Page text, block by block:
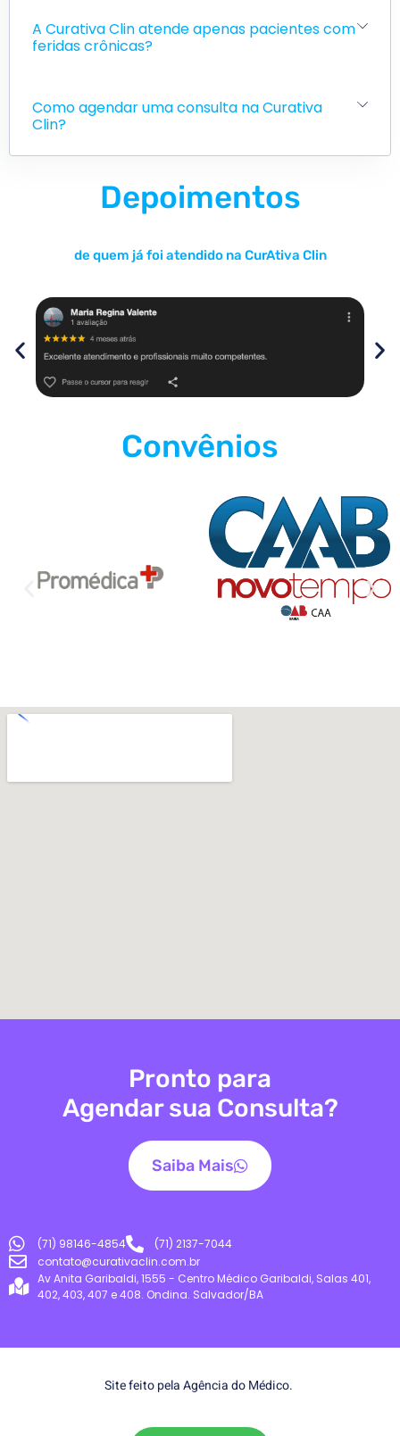
A Curativa Clin atende apenas pacientes com
feridas crônicas?
Como agendar uma consulta na Curativa
Clin?
Depoimentos
de quem já foi atendido na CurAtiva Clin
Convênios
Pronto para
Agendar sua Consulta?
Saiba Mais
(71) 98146-4854
(71) 2137-7044
contato@curativaclin.com.br
Av Anita Garibaldi, 1555 - Centro Médico Garibaldi, Salas 401,
402, 403, 407 e 408. Ondina. Salvador/BA
Site feito pelaAgência do Médico.